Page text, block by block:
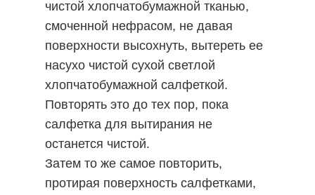
чистой хлопчатобумажной тканью,
смоченной нефрасом, не давая
поверхности высохнуть, вытереть ее
насухо чистой сухой светлой
хлопчатобумажной салфеткой.
Повторять это до тех пор, пока
салфетка для вытирания не
останется чистой.
Затем то же самое повторить,
протирая поверхность салфетками,